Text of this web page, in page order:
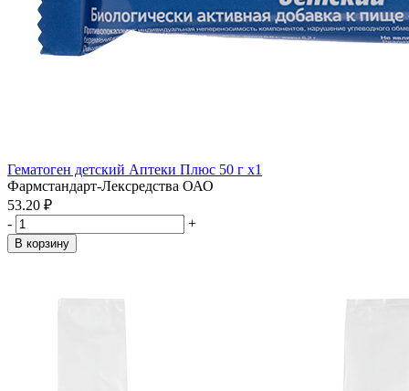
Гематоген детский Аптеки Плюс 50 г x1
Фармстандарт-Лексредства ОАО
53.20 ₽
-
+
В корзину